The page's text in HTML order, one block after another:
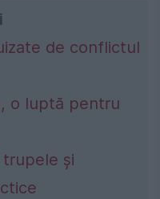
de conflictul
o luptă pentru
trupele și